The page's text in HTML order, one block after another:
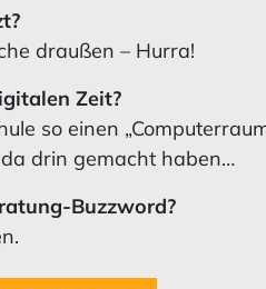
draußen – Hurra!
Zeit?
so einen
drin gemacht haben…
Buzzword?